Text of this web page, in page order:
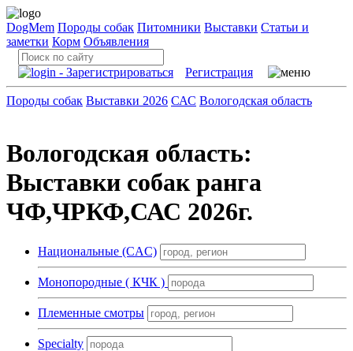
DogMem Породы собак Питомники Выставки Статьи и
заметки Корм Объявления
Регистрация
Породы собак Выставки 2026 САС Вологодская область
Вологодская область:
Выставки собак ранга
ЧФ,ЧРКФ,САС 2026г.
Национальные (CAC)
Монопородные ( КЧК )
Племенные смотры
Specialty